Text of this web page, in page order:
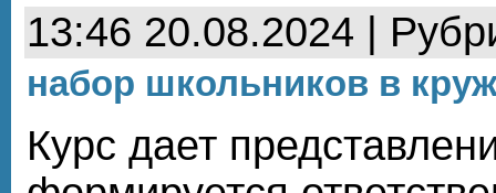
13:46 20.08.2024 |
набор школьников в
Курс дает